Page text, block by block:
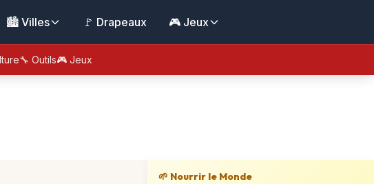
🏙️ Villes 🚩 Drapeaux 🎮 Jeux
🔧 Outils🎮 Jeux
🌱 Nourrir le Monde